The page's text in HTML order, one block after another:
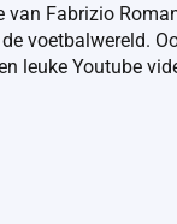
Fabrizio
voetbalwereld.
leuke Youtube